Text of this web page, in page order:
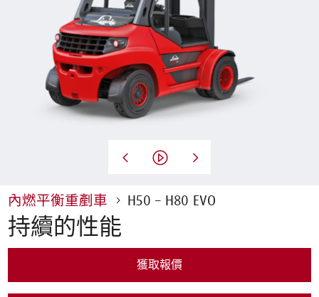
內燃平衡重剷車 H50 – H80 EVO
持續的性能
獲取報價